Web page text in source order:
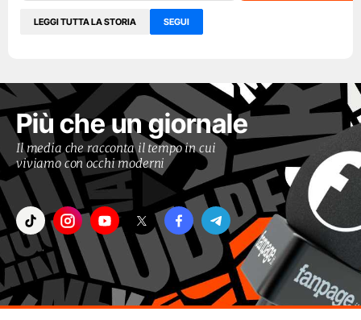
LEGGI TUTTA LA STORIA SEGUI
Più che un giornale
Il media che racconta il tempo in cui
viviamo con occhi moderni